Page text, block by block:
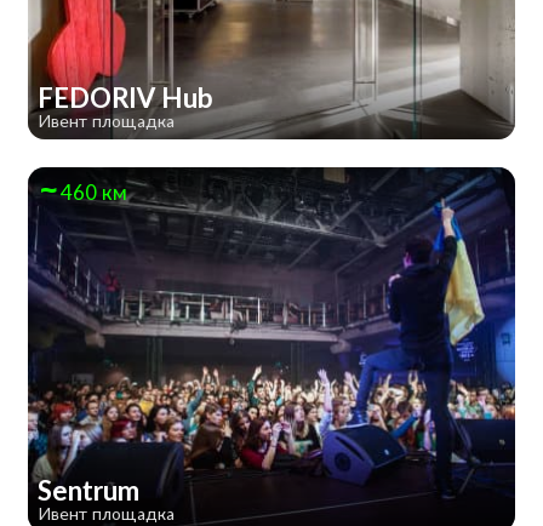
FEDORIV Hub
Ивент площадка
460 км
Sentrum
Ивент площадка